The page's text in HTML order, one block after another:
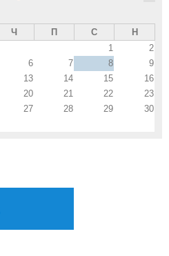
Ч П С
Н
1
2
6 7 8
9
13 14 15
16
20 21 22
23
27 28 29
30